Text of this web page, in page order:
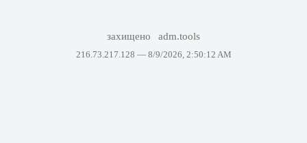
захищено adm.tools
216.73.217.128 — 8/9/2026, 2:50:12 AM